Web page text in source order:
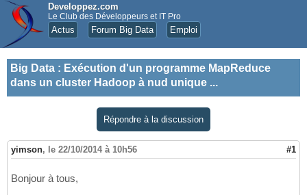
Developpez.com
Le Club des Développeurs et IT Pro
Actus Forum Big Data Emploi
Big Data : Exécution d'un programme MapReduce
dans un cluster Hadoop à nud unique ...
Répondre à la discussion
yimson, le 22/10/2014 à 10h56 #1
Bonjour à tous,